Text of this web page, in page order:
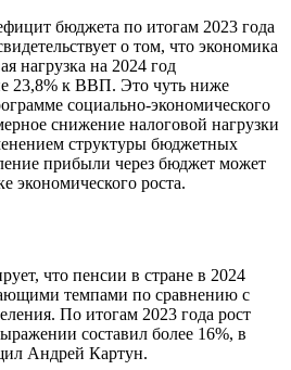
бюджета по итогам 2023 года
о том, что экономика
нагрузка на 2024 год
23,8% к ВВП. Это чуть ниже
социально-экономического
снижение налоговой нагрузки
структуры бюджетных
прибыли через бюджет может
экономического роста.
что пенсии в стране в 2024
темпами по сравнению с
По итогам 2023 года рост
составил более 16%, в
Андрей Картун.